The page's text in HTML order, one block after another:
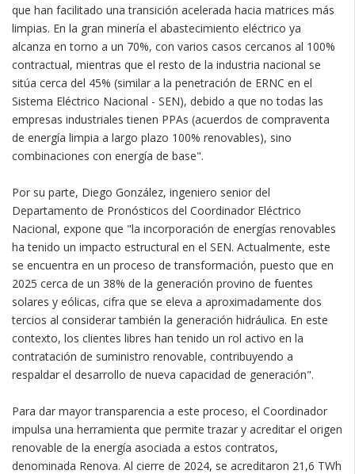
que han facilitado una transición acelerada hacia matrices más
limpias. En la gran minería el abastecimiento eléctrico ya
alcanza en torno a un 70%, con varios casos cercanos al 100%
contractual, mientras que el resto de la industria nacional se
sitúa cerca del 45% (similar a la penetración de ERNC en el
Sistema Eléctrico Nacional - SEN), debido a que no todas las
empresas industriales tienen PPAs (acuerdos de compraventa
de energía limpia a largo plazo 100% renovables), sino
combinaciones con energía de base".
Por su parte, Diego González, ingeniero senior del
Departamento de Pronósticos del Coordinador Eléctrico
Nacional, expone que "la incorporación de energías renovables
ha tenido un impacto estructural en el SEN. Actualmente, este
se encuentra en un proceso de transformación, puesto que en
2025 cerca de un 38% de la generación provino de fuentes
solares y eólicas, cifra que se eleva a aproximadamente dos
tercios al considerar también la generación hidráulica. En este
contexto, los clientes libres han tenido un rol activo en la
contratación de suministro renovable, contribuyendo a
respaldar el desarrollo de nueva capacidad de generación".
Para dar mayor transparencia a este proceso, el Coordinador
impulsa una herramienta que permite trazar y acreditar el origen
renovable de la energía asociada a estos contratos,
denominada Renova. Al cierre de 2024, se acreditaron 21,6 TWh